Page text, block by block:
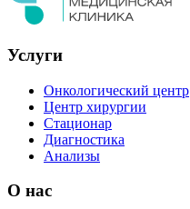
Услуги
Онкологический центр
Центр хирургии
Стационар
Диагностика
Анализы
О нас